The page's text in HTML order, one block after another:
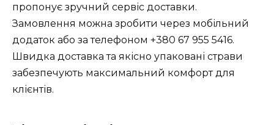
пропонує зручний сервіс доставки.
Замовлення можна зробити через мобільний
додаток або за телефоном +380 67 955 5416.
Швидка доставка та якісно упаковані страви
забезпечують максимальний комфорт для
клієнтів.